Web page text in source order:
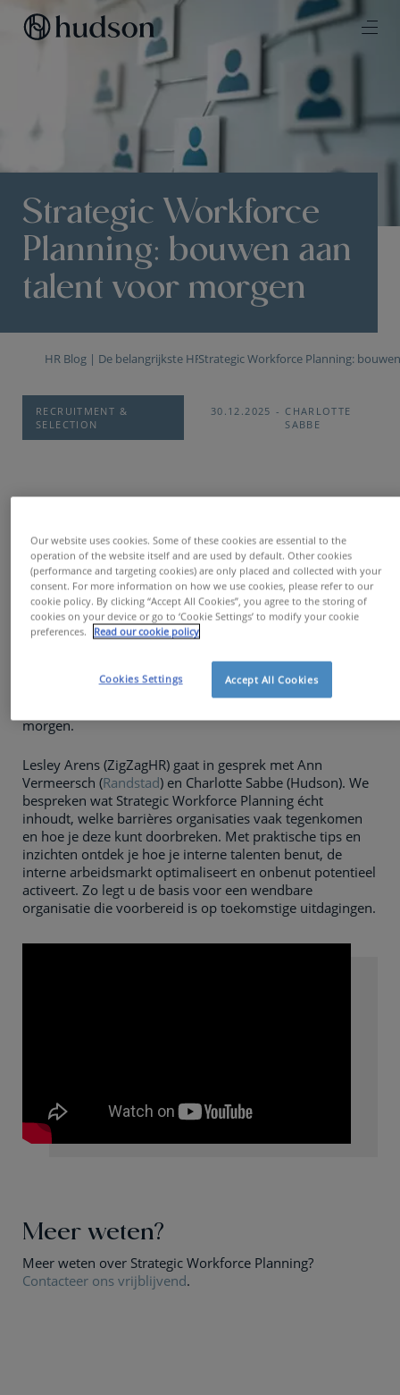
Strategic Workforce
Planning: bouwen aan
talent voor morgen
HR Blog | De belangrijkste HR trends & topics
Strategic Workforce Planning:
RECRUITMENT &
SELECTION
30.12.2025
CHARLOTTE
SABBE
Hoe zet je de juiste mensen op
de juiste plek - vandaag én in
de toekomst?
Veel organisaties worstelen met deze uitdaging door de
hoge druk van dagelijkse operaties. Strategische
personeelsplanning (Strategic Workforce Planning) biedt
verlichten. Het helpt HR om de bedrijfsstrategie te
vertalen naar een concreet en toekomstgericht
morgen.
Lesley Arens (ZigZagHR) gaat in gesprek met Ann
Vermeersch (Randstad) en Charlotte Sabbe (Hudson). We
bespreken wat Strategic Workforce Planning écht
inhoudt, welke barrières organisaties vaak tegenkomen
en hoe je deze kunt doorbreken. Met praktische tips en
inzichten ontdek je hoe je interne talenten benut, de
interne arbeidsmarkt optimaliseert en onbenut potentieel
activeert. Zo legt u de basis voor een wendbare
organisatie die voorbereid is op toekomstige uitdagingen.
Meer weten?
Meer weten over Strategic Workforce Planning?
Contacteer ons vrijblijvend.
Our website uses cookies. Some of these cookies are essential to the
operation of the website itself and are used by default. Other cookies
(performance and targeting cookies) are only placed and collected with your
consent. For more information on how we use cookies, please refer to our
cookie policy. By clicking “Accept All Cookies”, you agree to the storing of
cookies on your device or go to ‘Cookie Settings’ to modify your cookie
preferences.
Read our cookie policy
Accept All Cookies
Cookies Settings